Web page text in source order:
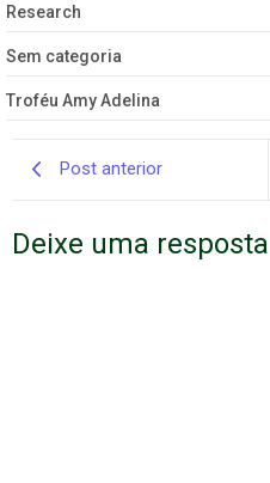
Research
Sem categoria
Troféu Amy Adelina
Post anterior
Deixe uma resposta